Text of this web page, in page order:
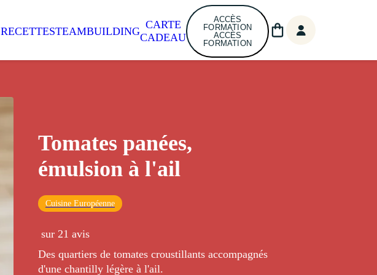
RECETTESTEAMBUILDING
CARTE
CADEAU
ACCÈS
FORMATION
ACCÈS
FORMATION
Tomates panées,
émulsion à l'ail
Cuisine Européenne
sur 21 avis
Des quartiers de tomates croustillants accompagnés
d'une chantilly légère à l'ail.